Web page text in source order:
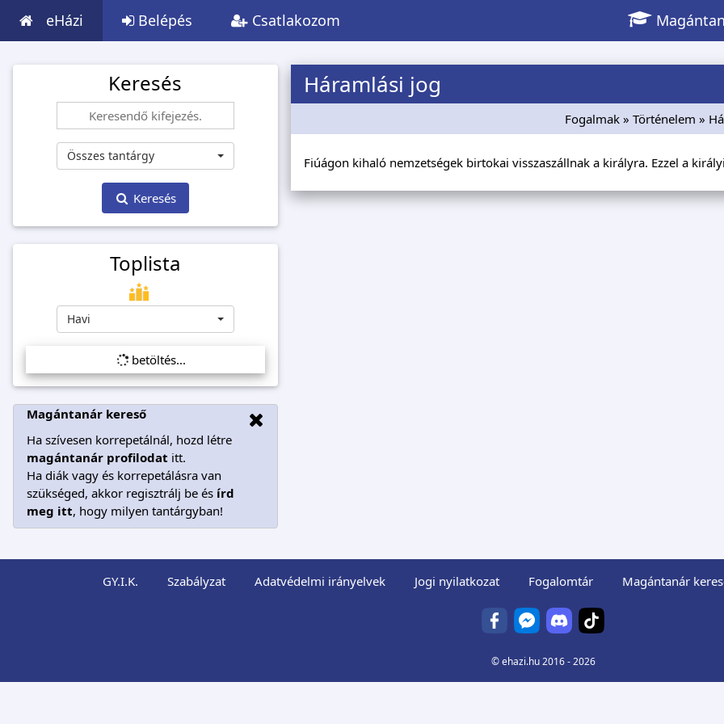
eHázi Belépés Csatlakozom
Keresés
Összes tantárgy
Keresés
Toplista
Havi
betöltés...
Magántanár kereső
Ha szívesen korrepetálnál, hozd létre
magántanár profilodat itt.
Ha diák vagy és korrepetálásra van
szükséged, akkor regisztrálj be és írd
meg itt, hogy milyen tantárgyban!
Háramlási jog
Fogalmak » Történelem »
Fiúágon kihaló nemzetségek birtokai visszaszállnak a királyra. Ezzel a
GY.I.K. Szabályzat Adatvédelmi irányelvek Jogi nyilatkozat Fogalomtár Magántanár
©ehazi.hu2016 - 2026